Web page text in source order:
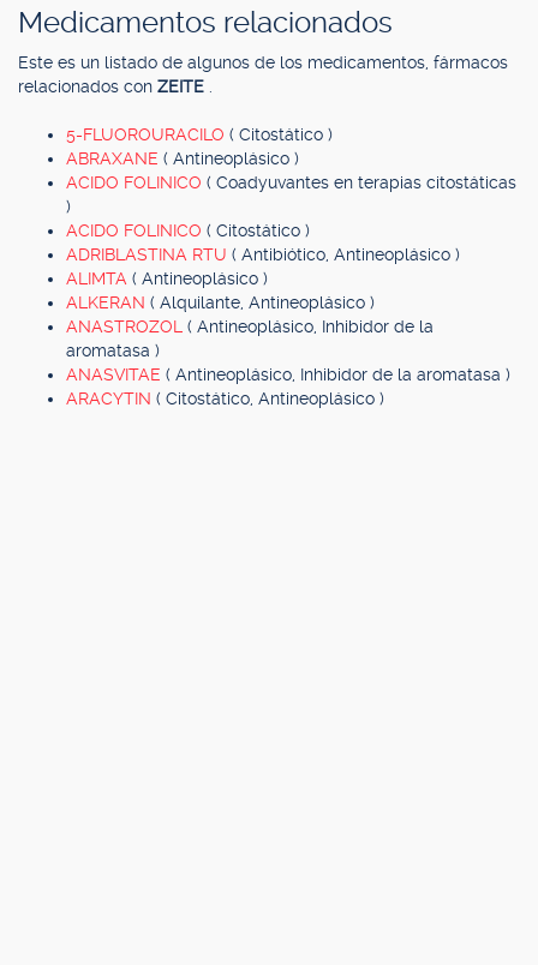
Medicamentos relacionados
Este es un listado de algunos de los medicamentos, fármacos
relacionados con ZEITE
5-FLUOROURACILO ( Citostático )
ABRAXANE ( Antineoplásico )
ACIDO FOLINICO ( Coadyuvantes en terapias citostáticas
)
ACIDO FOLINICO ( Citostático )
ADRIBLASTINA RTU ( Antibiótico, Antineoplásico )
ALIMTA ( Antineoplásico )
ALKERAN ( Alquilante, Antineoplásico )
ANASTROZOL ( Antineoplásico, Inhibidor de la
aromatasa )
ANASVITAE ( Antineoplásico, Inhibidor de la aromatasa )
ARACYTIN ( Citostático, Antineoplásico )